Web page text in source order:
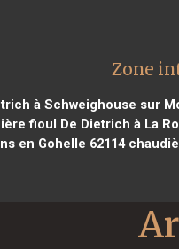
Zone
à Schweighouse sur
fioul De Dietrich à La
en Gohelle 62114